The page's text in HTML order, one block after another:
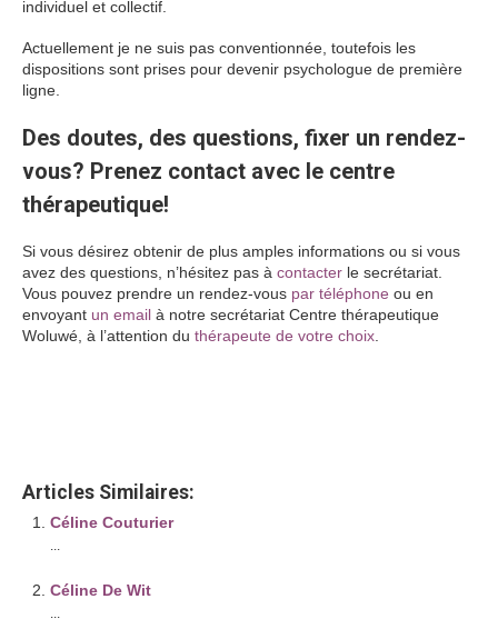
individuel et collectif.
Actuellement je ne suis pas conventionnée, toutefois les
dispositions sont prises pour devenir psychologue de première
ligne.
Des doutes, des questions, fixer un rendez-
vous? Prenez contact avec le centre
thérapeutique!
Si vous désirez obtenir de plus amples informations ou si vous
avez des questions, n’hésitez pas à contacter le secrétariat.
Vous pouvez prendre un rendez-vous par téléphone ou en
envoyant un email à notre secrétariat Centre thérapeutique
Woluwé, à l’attention du thérapeute de votre choix
Articles Similaires:
Céline Couturier
Céline De Wit